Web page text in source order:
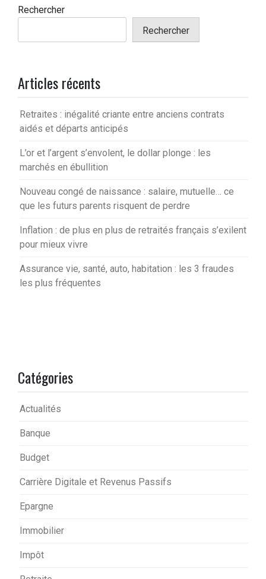
Rechercher
Rechercher
Articles récents
Retraites : inégalité criante entre anciens contrats
aidés et départs anticipés
L’or et l’argent s’envolent, le dollar plonge : les
marchés en ébullition
Nouveau congé de naissance : salaire, mutuelle… ce
que les futurs parents risquent de perdre
Inflation : de plus en plus de retraités français s’exilent
pour mieux vivre
Assurance vie, santé, auto, habitation : les 3 fraudes
les plus fréquentes
Catégories
Actualités
Banque
Budget
Carrière Digitale et Revenus Passifs
Epargne
Immobilier
Impôt